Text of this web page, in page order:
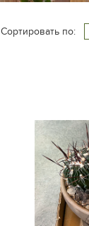
Сортировать по: